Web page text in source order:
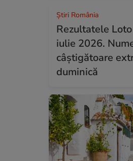
Știri România
Rezultatele
iulie 2026.
câștigătoare
duminică